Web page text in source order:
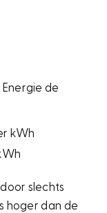
de
kWh
slechts
hoger dan de